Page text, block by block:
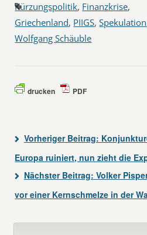
Kürzungspolitik, Finanzkrise,
Griechenland, PIIGS,Spekulation
Wolfgang Schäuble
drucken PDF
Vorheriger Beitrag:
Europa ruiniert, nun zieht die
Nächster Beitrag: Volker
vor einer Kernschmelze in der